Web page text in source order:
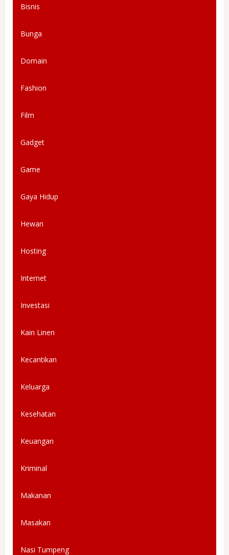
Bisnis
Bunga
Domain
Fashion
Film
Gadget
Game
Gaya Hidup
Hewan
Hosting
Internet
Investasi
Kain Linen
Kecantikan
Keluarga
Kesehatan
Keuangan
Kriminal
Makanan
Masakan
Nasi Tumpeng